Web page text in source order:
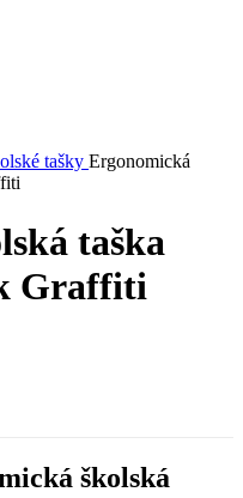
tašky Ergonomická
taška
Graffiti
školská